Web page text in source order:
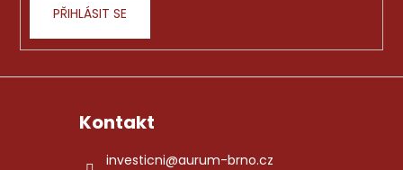
PŘIHLÁSIT SE
Kontakt
investicni@aurum-brno.cz